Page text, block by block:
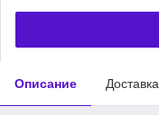
Описание Доставка